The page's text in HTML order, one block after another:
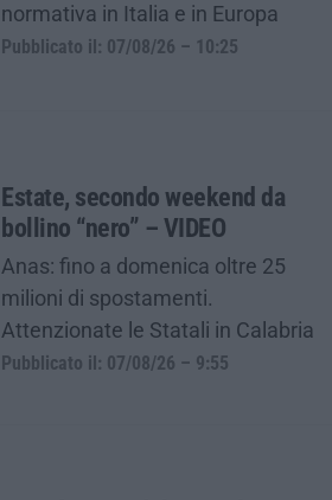
normativa in Italia e in Europa
Pubblicato il: 07/08/26 – 10:25
Estate, secondo weekend da
bollino “nero” – VIDEO
Anas: fino a domenica oltre 25
milioni di spostamenti.
Attenzionate le Statali in Calabria
Pubblicato il: 07/08/26 – 9:55